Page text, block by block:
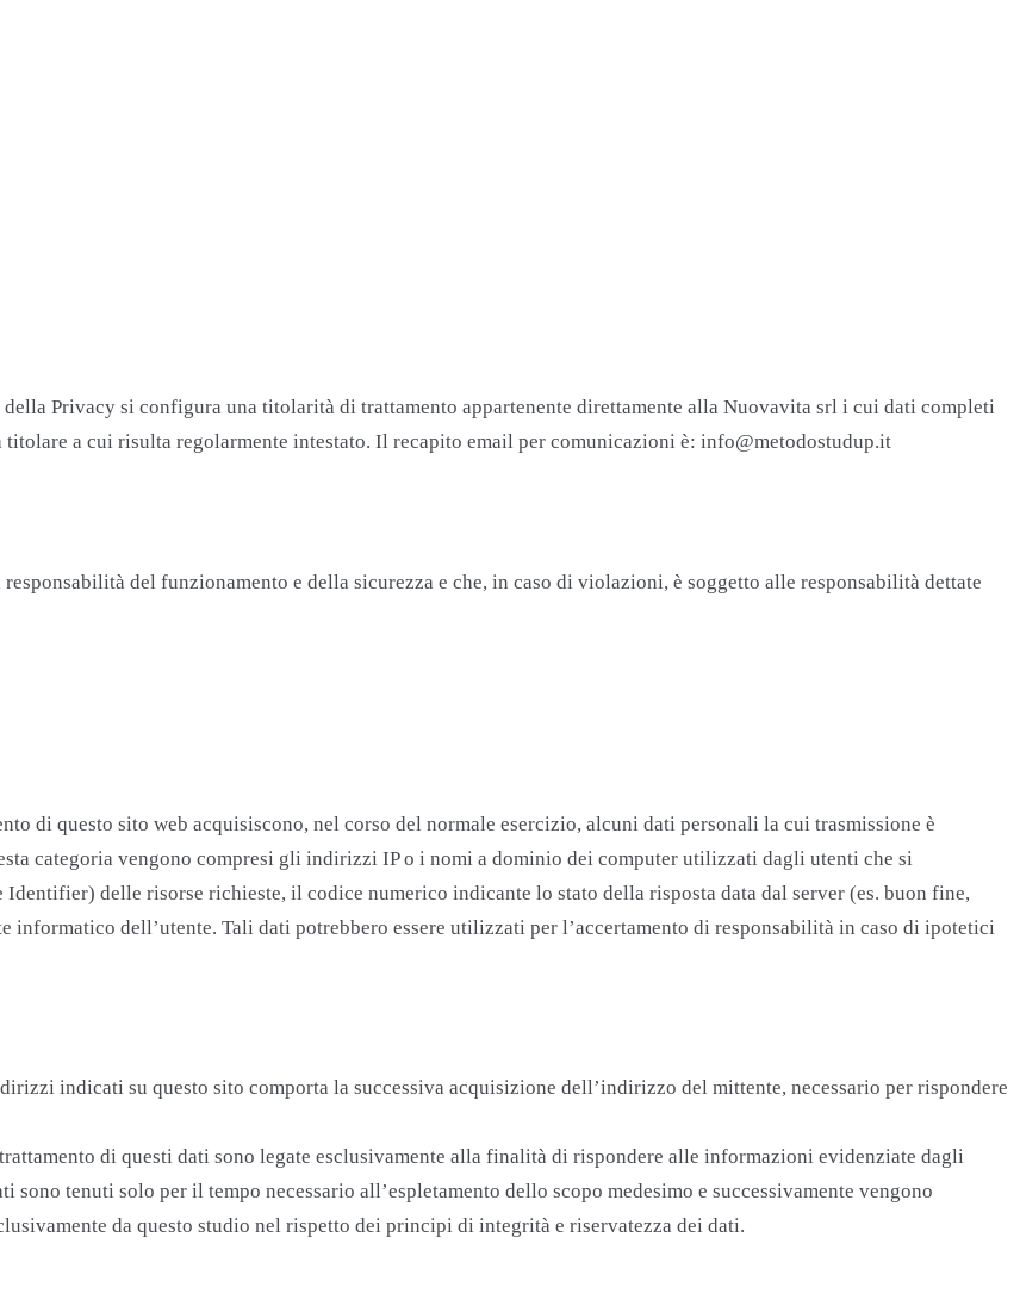
Privacy si configura una titolarità di trattamento appartenente direttamente alla Nuovavita srl i cui dati completi
a cui risulta regolarmente intestato. Il recapito email per comunicazioni è: info@metodostudup.it
del funzionamento e della sicurezza e che, in caso di violazioni, è soggetto alle responsabilità dettate
di questo sito web acquisiscono, nel corso del normale esercizio, alcuni dati personali la cui trasmissione è
categoria vengono compresi gli indirizzi IP o i nomi a dominio dei computer utilizzati dagli utenti che si
delle risorse richieste, il codice numerico indicante lo stato della risposta data dal server (es. buon fine,
informatico dell’utente. Tali dati potrebbero essere utilizzati per l’accertamento di responsabilità in caso di ipotetici
indicati su questo sito comporta la successiva acquisizione dell’indirizzo del mittente, necessario per rispondere
di questi dati sono legate esclusivamente alla finalità di rispondere alle informazioni evidenziate dagli
tenuti solo per il tempo necessario all’espletamento dello scopo medesimo e successivamente vengono
da questo studio nel rispetto dei principi di integrità e riservatezza dei dati.